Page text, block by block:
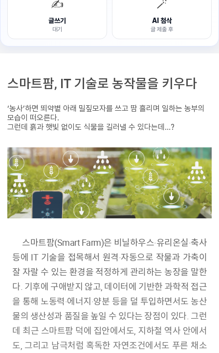
✍️
글쓰기
대기
🪄
AI 첨삭
글 제출 후
스마트팜, IT 기술로 농작물을 키우다
‘농사’하면 뙤약볕 아래 밀짚모자를 쓰고 땀 흘리며 일하는 농부의
모습이 떠오른다.
그런데 흙과 햇빛 없이도 식물을 길러낼 수 있다는데…?
스마트팜(Smart Farm)은 비닐하우스·유리온실·축사
등에 IT 기술을 접목해서 원격·자동으로 작물과 가축이
잘 자랄 수 있는 환경을 적정하게 관리하는 농장을 말한
다. 기후에 구애받지 않고, 데이터에 기반한 과학적 접근
을 통해 노동력·에너지·양분 등을 덜 투입하면서도 농산
물의 생산성과 품질을 높일 수 있다는 장점이 있다. 그런
데 최근 스마트팜 덕에 집안에서도, 지하철 역사 안에서
도, 그리고 남극처럼 혹독한 자연조건에서도 푸른 채소